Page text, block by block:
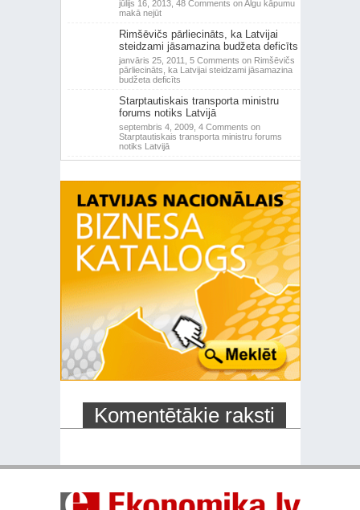
jūlijs 16, 2013, 48 Comments on Algu kāpumu
makā nejūt
Rimšēvičs pārliecināts, ka Latvijai
steidzami jāsamazina budžeta deficīts
janvāris 25, 2011, 5 Comments on Rimšēvičs
pārliecināts, ka Latvijai steidzami jāsamazina
budžeta deficīts
Starptautiskais transporta ministru
forums notiks Latvijā
septembris 4, 2009, 4 Comments on
Starptautiskais transporta ministru forums
notiks Latvijā
Komentētākie raksti